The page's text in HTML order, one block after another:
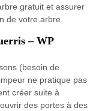
gratuit et assurer
de votre arbre.
– WP
(besoin de
ne pratique pas
créer suite à
des portes à des